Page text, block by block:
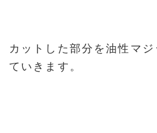
カットした部分を油性マ
ていきます。